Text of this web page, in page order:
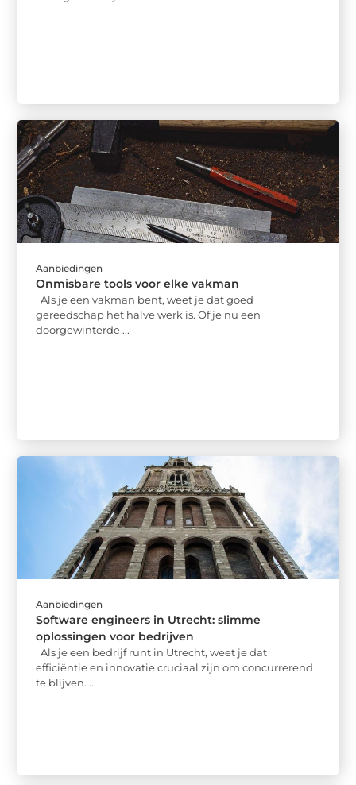
Aanbiedingen
Onmisbare tools voor elke vakman
Als je een vakman bent, weet je dat goed
gereedschap het halve werk is. Of je nu een
doorgewinterde ...
Aanbiedingen
Software engineers in Utrecht: slimme
oplossingen voor bedrijven
Als je een bedrijf runt in Utrecht, weet je dat
efficiëntie en innovatie cruciaal zijn om concurrerend
te blijven. ...